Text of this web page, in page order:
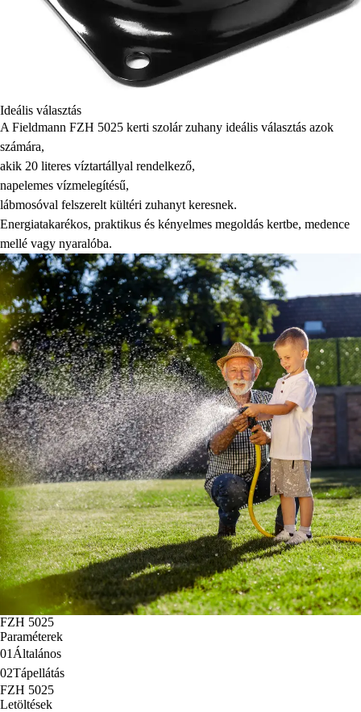
Ideális választás
A Fieldmann FZH 5025 kerti szolár zuhany ideális választás azok
számára,
akik 20 literes víztartállyal rendelkező,
napelemes vízmelegítésű,
lábmosóval felszerelt kültéri zuhanyt keresnek.
Energiatakarékos, praktikus és kényelmes megoldás kertbe, medence
mellé vagy nyaralóba.
FZH 5025
Paraméterek
01 Általános
02Tápellátás
FZH 5025
Letöltések